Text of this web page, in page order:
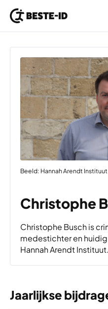
Beeld: Hannah Arendt Instituut
Christophe
Christophe Busch is
medestichter en
Hannah Arendt Instituut.
Jaarlijkse